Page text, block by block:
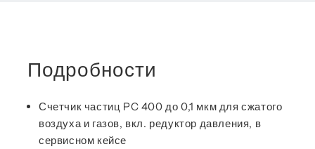
Подробности
Счетчик частиц PC 400 до 0,1 мкм для сжатого
воздуха и газов, вкл. редуктор давления, в
сервисном кейсе